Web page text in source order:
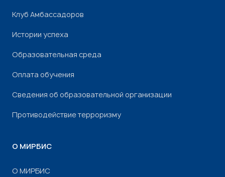
Клуб Амбассадоров
Истории успеха
Образовательная среда
Оплата обучения
Сведения об образовательной организации
Противодействие терроризму
О МИРБИС
О МИРБИС